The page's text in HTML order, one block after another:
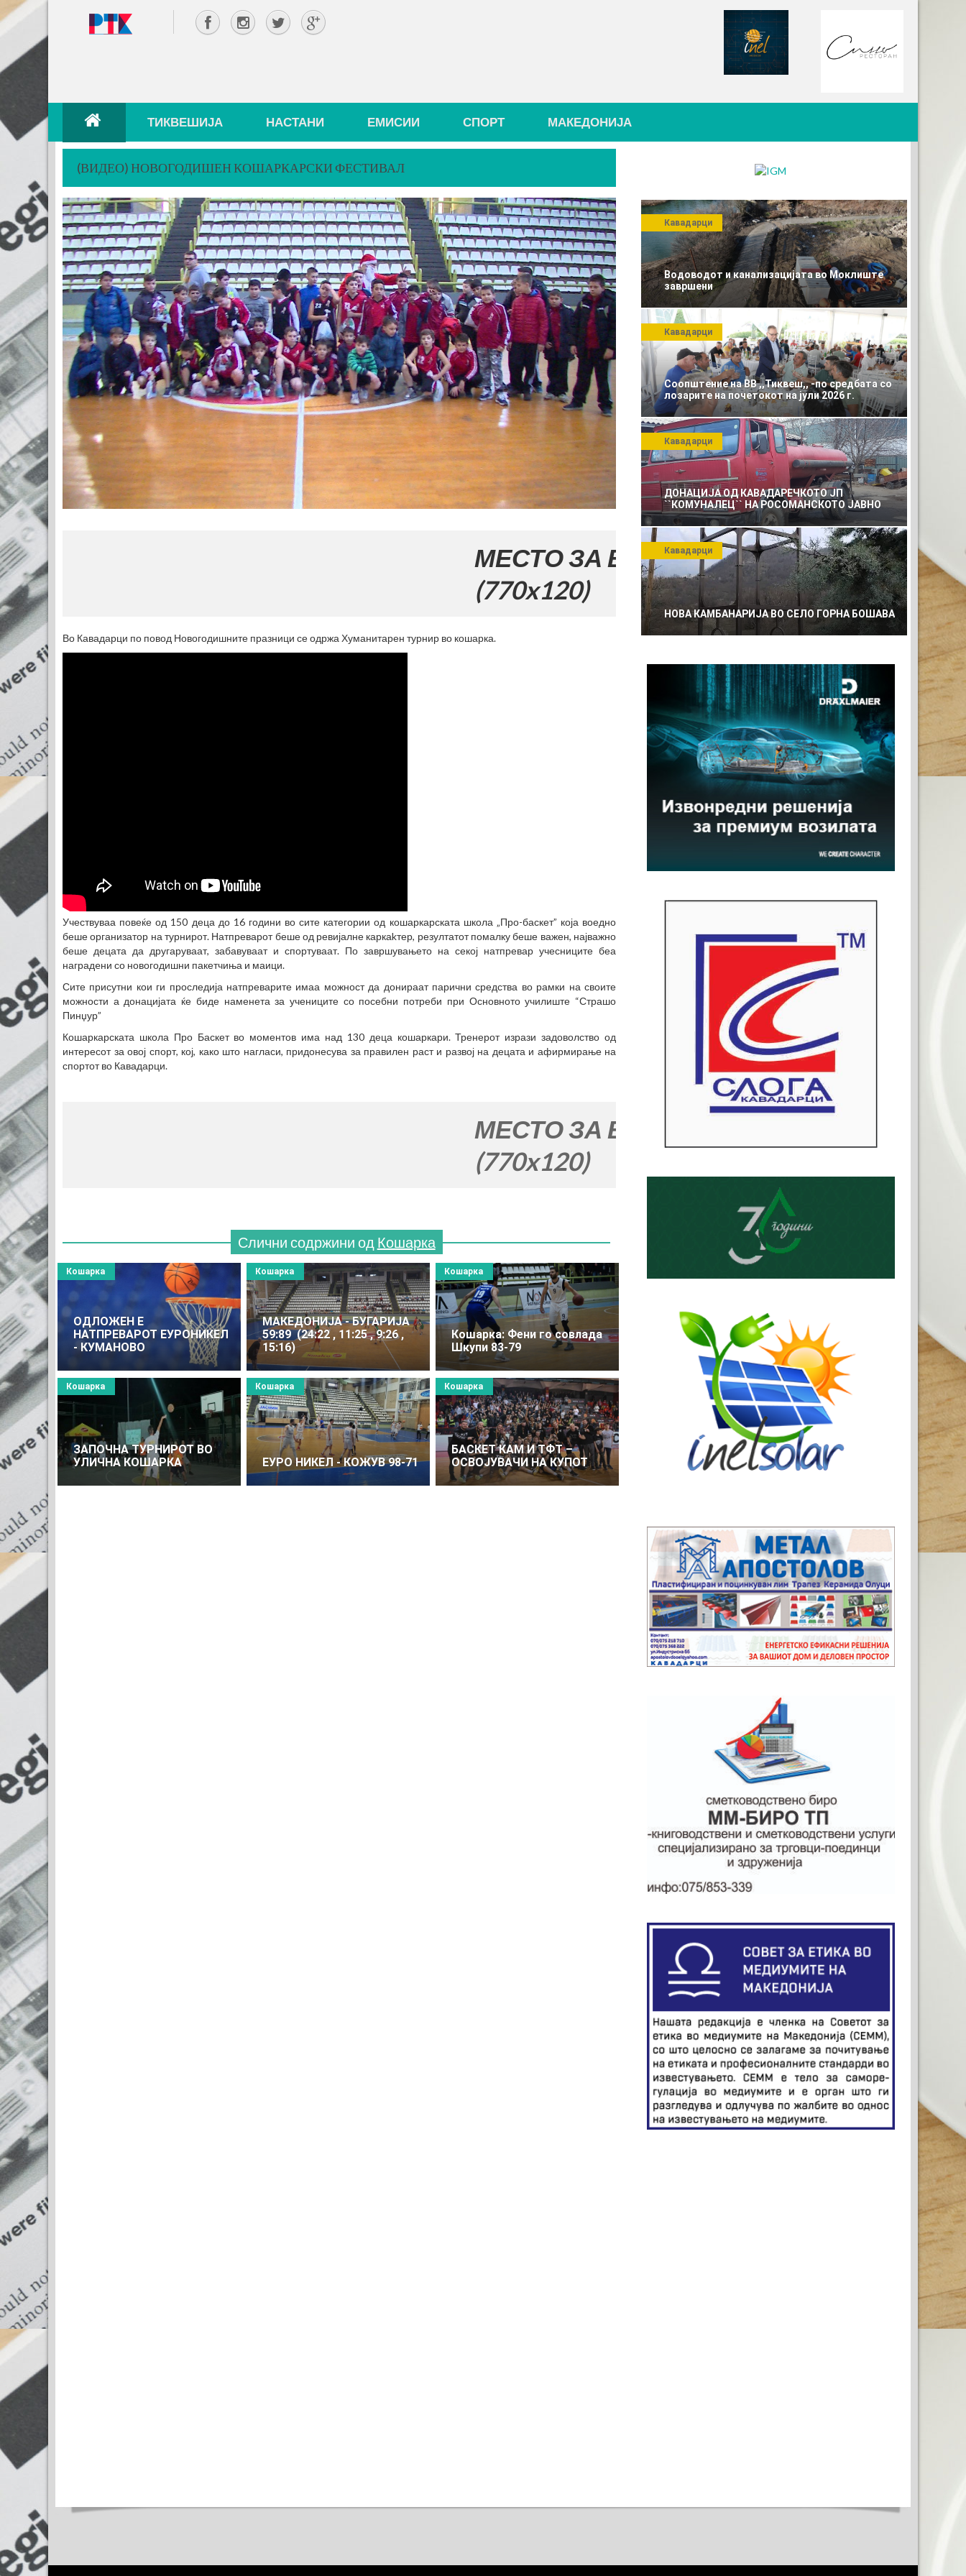
ТИКВЕШИЈА НАСТАНИ ЕМИСИИ СПОРТ МАКЕДОНИЈА
(ВИДЕО) НОВОГОДИШЕН КОШАРКАРСКИ ФЕСТИВАЛ
МЕСТО ЗА ВАШАТА РЕКЛАМА
(770x120)
Во Кавадарци по повод Новогодишните празници се одржа Хуманитарен турнир во кошарка.
Учествуваа повеќе од 150 деца до 16 години во сите категории од кошаркарската школа „Про-баскет” која воедно
беше организатор на турнирот. Натпреварот беше од ревијалне каркаkтер, резултатот помалку беше важен, најважно
беше децата да другаруваат, забавуваат и спортуваат. По завршувањето на секој натпревар учесниците беа
наградeни со новогодишни пакетчиња и маици.
Сите присутни кои ги проследија натпреварите имаа можност да донираат парични средства во рамки на своите
можности а донацијата ќе биде наменета за учениците со посебни потреби при Основното училиште “Страшо
Пинџур”
Кошаркарската школа Про Баскет во моментов има над 130 деца кошаркари. Тренерот изрази задоволство од
интересот за овој спорт, кој, како што нагласи, придонесува за правилен раст и развој на децата и афирмирање на
спортот во Кавадарци.
МЕСТО ЗА ВАШАТА РЕКЛАМА
(770x120)
Слични содржини од Кошарка
ОДЛОЖЕН Е
НАТПРЕВАРОТ ЕУРОНИКЕЛ
- КУМАНОВО
Кошарка
МАКЕДОНИЈА - БУГАРИЈА
59:89 (24:22 , 11:25 , 9:26 ,
15:16)
Кошарка
Кошарка: Фени го совлада
Шкупи 83-79
Кошарка
ЗАПОЧНА ТУРНИРОТ ВО
УЛИЧНА КОШАРКА
Кошарка
ЕУРО НИКЕЛ - КОЖУВ 98-71
Кошарка
БАСКЕТ КАМ И ТФТ –
ОСВОЈУВАЧИ НА КУПОТ
Кошарка
Водоводот и канализацијата во Моклиште
завршени
Кавадарци
Соопштение на ВВ ,,Тиквеш,, -по средбата со
лозарите на почетокот на јули 2026 г.
Кавадарци
ДОНАЦИЈА ОД КАВАДАРЕЧКОТО ЈП
``КОМУНАЛЕЦ`` НА РОСОМАНСКОТО ЈАВНО
ПРЕТПРИЈАТИЕ ЗА КОМУНАЛНО УСЛУГИ
Кавадарци
НОВА КАМБАНАРИЈА ВО СЕЛО ГОРНА БОШАВА
Кавадарци